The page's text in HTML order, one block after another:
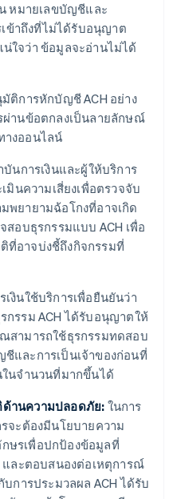
หมายเลขบัญชีและ
เข้าถึงที่ไม่ได้รับอนุญาต
ใจว่า ข้อมูลจะอ่านไม่ได้
ติการหักบัญชี ACH อย่าง
ผ่านข้อตกลงเป็นลายลักษณ์
งออนไลน์
บันการเงินและผู้ให้บริการ
มินความเสี่ยงเพื่อตรวจจับ
พยายามฉ้อโกงที่อาจเกิด
สอบธุรกรรมแบบ ACH เพื่อ
อาจบ่งชี้ถึงกิจกรรมที่
เงินใช้บริการเพื่อยืนยันว่า
กรรม ACH ได้รับอนุญาตให้
สามารถใช้ธุรกรรมทดสอบ
และการเป็นเจ้าของก่อนที่
ในจํานวนที่มากขึ้นได้
านความปลอดภัย: ในการ
รจะต้องมีนโยบายความ
ษรเพื่อปกป้องข้อมูลที่
และตอบสนองต่อเหตุการณ์
การประมวลผล ACH ได้รับ